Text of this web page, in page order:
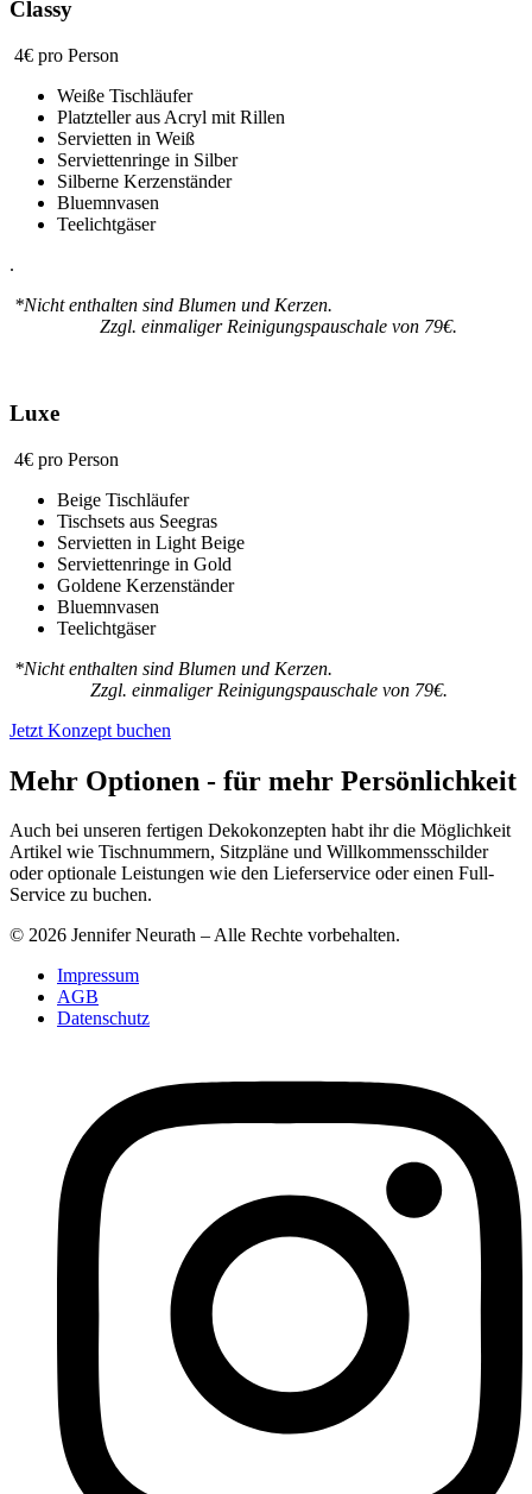
Classy
4€ pro Person
Weiße Tischläufer
Platzteller aus Acryl mit Rillen
Servietten in Weiß
Serviettenringe in Silber
Silberne Kerzenständer
Bluemnvasen
Teelichtgäser
.
*Nicht enthalten sind Blumen und Kerzen.
Zzgl. einmaliger Reinigungspauschale von 79€.
Luxe
4€ pro Person
Beige Tischläufer
Tischsets aus Seegras
Servietten in Light Beige
Serviettenringe in Gold
Goldene Kerzenständer
Bluemnvasen
Teelichtgäser
*Nicht enthalten sind Blumen und Kerzen.
Zzgl. einmaliger Reinigungspauschale von 79€.
Jetzt Konzept buchen
Mehr Optionen - für mehr Persönlichkeit
Auch bei unseren fertigen Dekokonzepten habt ihr die Möglichkeit
Artikel wie Tischnummern, Sitzpläne und Willkommensschilder
oder optionale Leistungen wie den Lieferservice oder einen Full-
Service zu buchen.
© 2026 Jennifer Neurath – Alle Rechte vorbehalten.
Impressum
AGB
Datenschutz